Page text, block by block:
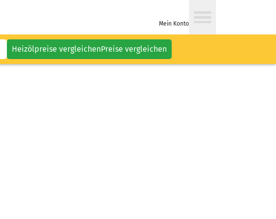
Mein Konto
Heizölpreise vergleichenPreise vergleichen